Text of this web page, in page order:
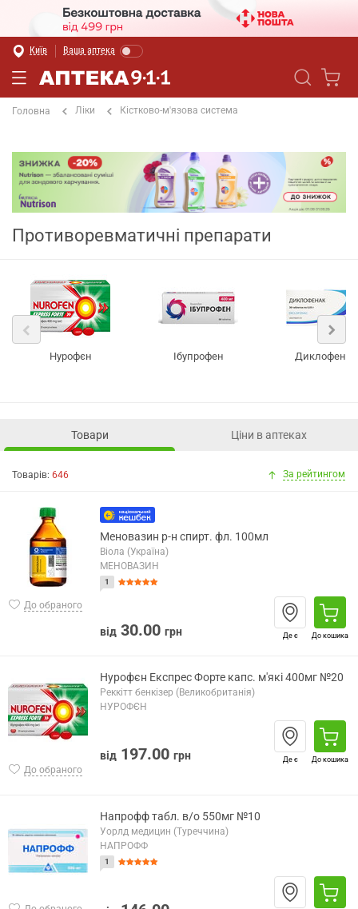
Київ Ваша аптека
Головна Ліки Кістково-м'язова система
Противоревматичні препарати
Нурофєн Ібупрофен Диклофенак
Товари Ціни в аптеках
Товарів: 646 За рейтингом
До обраного
Меновазин р-н спирт. фл. 100мл
Віола (Україна)
МЕНОВАЗИН
1
від 30.00 грн Де є До кошика
До обраного
Нурофєн Експрес Форте капс. м'які 400мг №20
Реккітт бенкізер (Великобританія)
НУРОФЄН
від 197.00 грн Де є До кошика
Напрофф табл. в/о 550мг №10
Уорлд медицин (Туреччина)
НАПРОФФ
1